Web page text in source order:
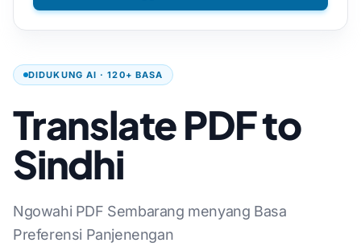
DIDUKUNG AI · 120+ BASA
Translate PDF to
Sindhi
Ngowahi PDF Sembarang menyang Basa
Preferensi Panjenengan